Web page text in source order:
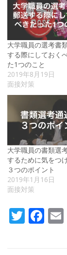
大学職員の選考書
する際にしておく
た1つのこと
2019年8月19日
面接対策
大学職員の書類選
するために気をつ
３つのポイント
2019年1月16日
面接対策